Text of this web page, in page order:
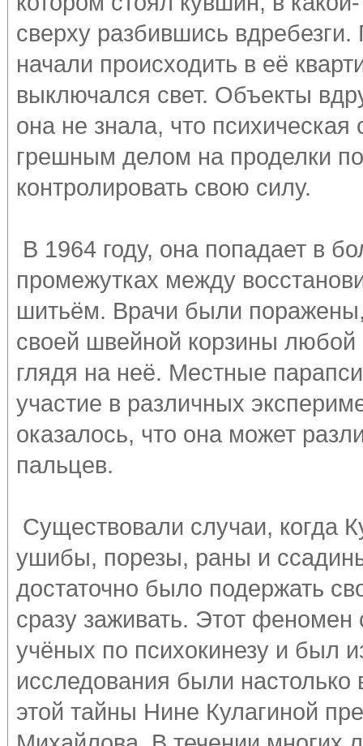
сверху разбившись
начали происходить в её
выключался свет. Объекты
она не знала, что
грешным делом на проделки
контролировать свою силу.
В 1964 году, она попадает в
промежутках между
шитьём. Врачи были
своей швейной корзины любой
глядя на неё. Местные
участие в различных
оказалось, что она может
пальцев.
Существовали случаи, когда
ушибы, порезы, раны и
достаточно было подержать
сразу заживать. Этот феномен
учёных по психокинезу и был
исследования были настолько
этой тайны Нине Кулагиной